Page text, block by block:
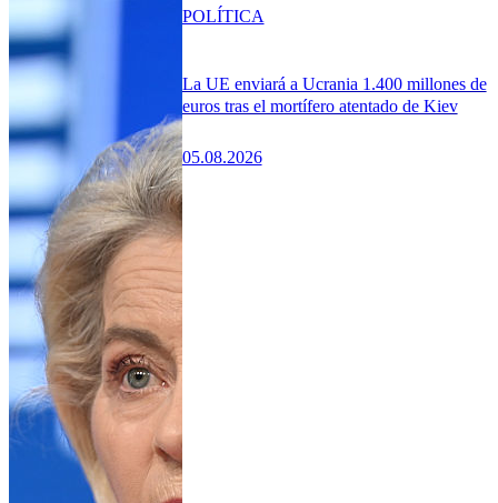
La UE enviará a Ucrania 1.400 millones de
euros tras el mortífero atentado de Kiev
05.08.2026
POLÍTICA